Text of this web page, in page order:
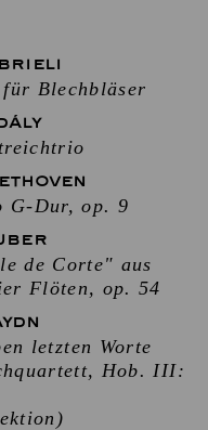
Blechbläser
G-Dur, op. 9
de Corte" aus
Flöten, op. 54
letzten Worte
Hob. III: